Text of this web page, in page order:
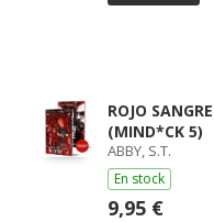
ROJO SANGRE
(MIND*CK 5)
ABBY, S.T.
En stock
9,95 €